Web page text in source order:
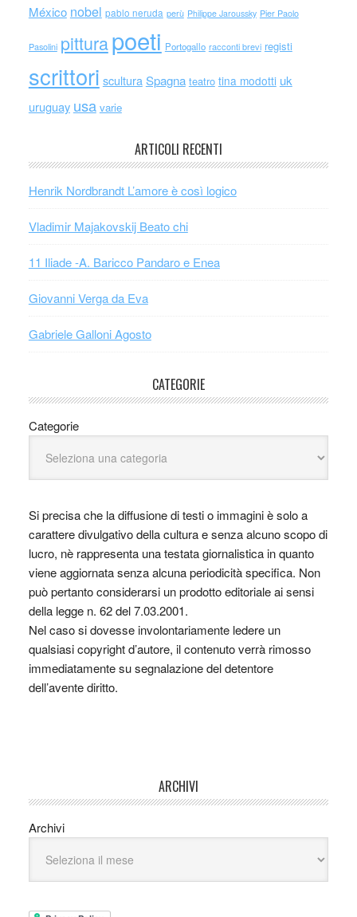
México nobel pablo neruda perù Philippe Jaroussky Pier Paolo
Pasolini pitturapoeti Portogallo racconti brevi registi
scrittori scultura Spagna teatro tina modotti uk
uruguay usa varie
ARTICOLI RECENTI
Henrik Nordbrandt L’amore è così logico
Vladimir Majakovskij Beato chi
11 Iliade -A. Baricco Pandaro e Enea
Giovanni Verga da Eva
Gabriele Galloni Agosto
CATEGORIE
Categorie
Si precisa che la diffusione di testi o immagini è solo a
carattere divulgativo della cultura e senza alcuno scopo di
lucro, nè rappresenta una testata giornalistica in quanto
viene aggiornata senza alcuna periodicità specifica. Non
può pertanto considerarsi un prodotto editoriale ai sensi
della legge n. 62 del 7.03.2001.
Nel caso si dovesse involontariamente ledere un
qualsiasi copyright d’autore, il contenuto verrà rimosso
immediatamente su segnalazione del detentore
dell’avente diritto.
ARCHIVI
Archivi